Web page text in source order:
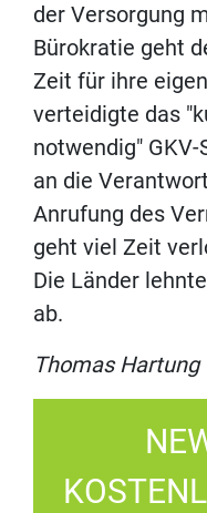
der Versorgung
Bürokratie geht
Zeit für ihre
verteidigte das
notwendig"
an die
Anrufung des
geht viel Zeit
Die Länder
ab.
Thomas Hartung